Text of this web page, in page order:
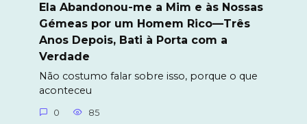
Ela Abandonou-me a Mim e às Nossas
Gémeas por um Homem Rico—Três
Anos Depois, Bati à Porta com a
Verdade
Não costumo falar sobre isso, porque o que
aconteceu
0 85